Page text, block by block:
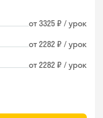
от 3325 ₽ / урок
от 2282 ₽ / урок
от 2282 ₽ / урок